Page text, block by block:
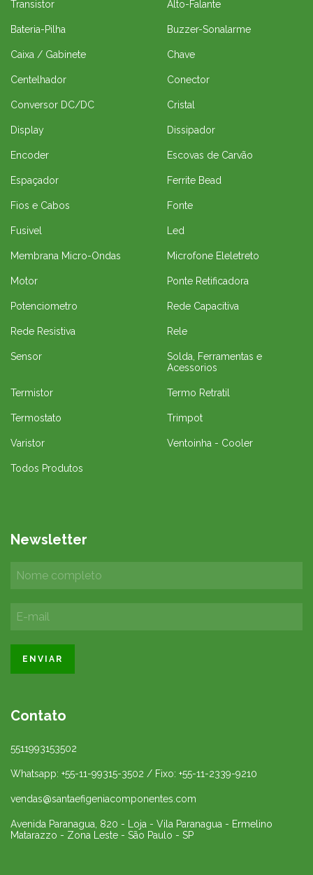
Transistor Alto-Falante
Bateria-Pilha Buzzer-Sonalarme
Caixa / Gabinete Chave
Centelhador Conector
Conversor DC/DC Cristal
Display Dissipador
Encoder Escovas de Carvão
Espaçador Ferrite Bead
Fios e Cabos Fonte
Fusivel Led
Membrana Micro-Ondas Microfone Eleletreto
Motor Ponte Retificadora
Potenciometro Rede Capacitiva
Rede Resistiva Rele
Sensor
Solda, Ferramentas e
Acessorios
Termistor Termo Retratil
Termostato Trimpot
Varistor Ventoinha - Cooler
Todos Produtos
Newsletter
Contato
5511993153502
Whatsapp: +55-11-99315-3502 / Fixo: +55-11-2339-9210
vendas@santaefigeniacomponentes.com
Avenida Paranagua, 820 - Loja - Vila Paranagua - Ermelino
Matarazzo - Zona Leste - São Paulo - SP